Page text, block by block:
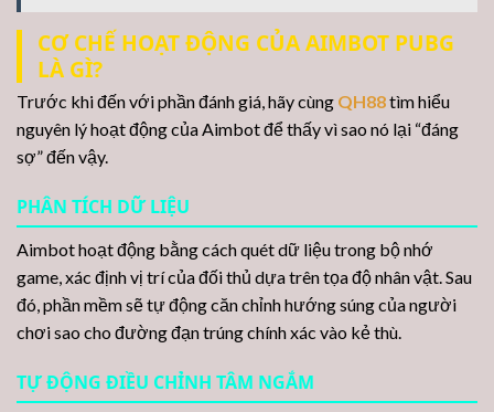
CƠ CHẾ HOẠT ĐỘNG CỦA AIMBOT PUBG
LÀ GÌ?
Trước khi đến với phần đánh giá, hãy cùng QH88tìm hiểu
nguyên lý hoạt động của Aimbot để thấy vì sao nó lại “đáng
sợ” đến vậy.
PHÂN TÍCH DỮ LIỆU
Aimbot hoạt động bằng cách quét dữ liệu trong bộ nhớ
game, xác định vị trí của đối thủ dựa trên tọa độ nhân vật. Sau
đó, phần mềm sẽ tự động căn chỉnh hướng súng của người
chơi sao cho đường đạn trúng chính xác vào kẻ thù.
TỰ ĐỘNG ĐIỀU CHỈNH TÂM NGẮM